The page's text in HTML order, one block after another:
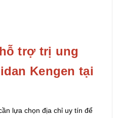
trợ trị ung
Kengen tại
lựa chọn địa chỉ uy tín để